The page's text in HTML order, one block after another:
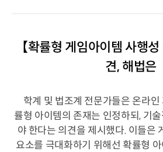
【확률형 게임아이템 사행
견, 해법은
학계 및 법조계 전문가들은 온라인
률형 아이템의 존재는 인정하되, 기
야 한다는 의견을 제시했다. 이들은
요소를 극대화하기 위해선 확률형